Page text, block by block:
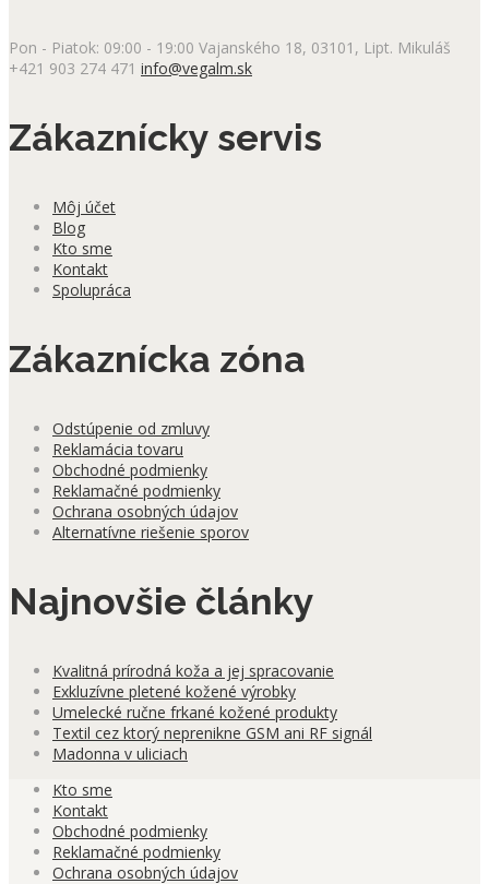
Pon - Piatok: 09:00 - 19:00 Vajanského 18, 03101, Lipt. Mikuláš
+421 903 274 471 info@vegalm.sk
Zákaznícky servis
Môj účet
Blog
Kto sme
Kontakt
Spolupráca
Zákaznícka zóna
Odstúpenie od zmluvy
Reklamácia tovaru
Obchodné podmienky
Reklamačné podmienky
Ochrana osobných údajov
Alternatívne riešenie sporov
Najnovšie články
Kvalitná prírodná koža a jej spracovanie
Exkluzívne pletené kožené výrobky
Umelecké ručne frkané kožené produkty
Textil cez ktorý neprenikne GSM ani RF signál
Madonna v uliciach
Kto sme
Kontakt
Obchodné podmienky
Reklamačné podmienky
Ochrana osobných údajov